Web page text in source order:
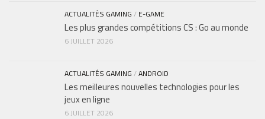
ACTUALITÉS GAMING / E-GAME
Les plus grandes compétitions CS : Go au monde
6 JUILLET 2026
ACTUALITÉS GAMING /ANDROID
Les meilleures nouvelles technologies pour les
jeux en ligne
6 JUILLET 2026